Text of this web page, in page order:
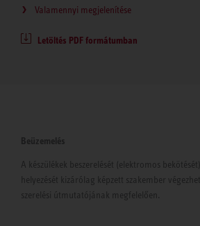
Valamennyi megjelenítése
Letöltés PDF formátumban
Beüzemelés
A készülékek beszerelését (elektromos
helyezését kizárólag képzett szakember
szerelési útmutatójának megfelelően.